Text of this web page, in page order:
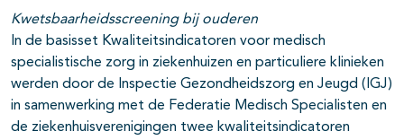
Kwetsbaarheidsscreening bij ouderen
In de basisset Kwaliteitsindicatoren voor medisch
specialistische zorg in ziekenhuizen en particuliere klinieken
werden door de Inspectie Gezondheidszorg en Jeugd (IGJ)
in samenwerking met de Federatie Medisch Specialisten en
de ziekenhuisverenigingen twee kwaliteitsindicatoren